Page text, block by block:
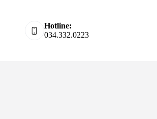
Hotline:
034.332.0223